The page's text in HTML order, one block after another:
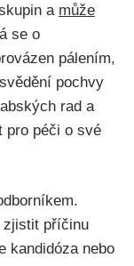
a může
se o
pálením,
pochvy
rad a
​pro péči o své
zjistit příčinu
kandidóza nebo